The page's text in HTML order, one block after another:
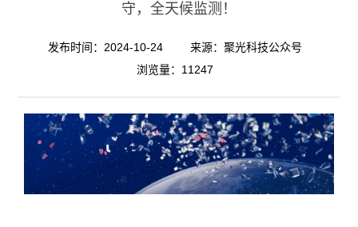
守，全天候监测！
发布时间：2024-10-24
来源：聚光科技公众号
浏览量：11247